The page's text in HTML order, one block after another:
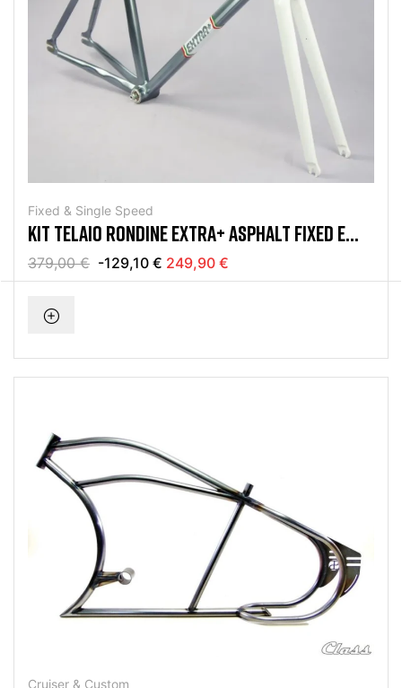
Fixed & Single Speed
KIT TELAIO RONDINE EXTRA+ ASPHALT FIXED E
SINGLE SPEED
379,00 € -129,10 € 249,90 €
Cruiser & Custom